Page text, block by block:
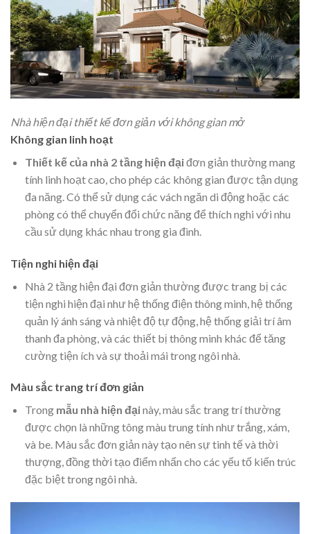
Nhà hiện đại thiết kế đơn giản với không gian mở
Không gian linh hoạt
Thiết kế của nhà 2 tầng hiện đạiđơn giản thường mang
tính linh hoạt cao, cho phép các không gian được tận dụng
đa năng. Có thể sử dụng các vách ngăn di động hoặc các
phòng có thể chuyển đổi chức năng để thích nghi với nhu
cầu sử dụng khác nhau trong gia đình.
Tiện nghi hiện đại
Nhà 2 tầng hiện đại đơn giản thường được trang bị các
tiện nghi hiện đại như hệ thống điện thông minh, hệ thống
quản lý ánh sáng và nhiệt độ tự động, hệ thống giải trí âm
thanh đa phòng, và các thiết bị thông minh khác để tăng
cường tiện ích và sự thoải mái trong ngôi nhà.
Màu sắc trang trí đơn giản
Trong mẫu nhà hiện đạinày, màu sắc trang trí thường
được chọn là những tông màu trung tính như trắng, xám,
và be. Màu sắc đơn giản này tạo nên sự tinh tế và thời
thượng, đồng thời tạo điểm nhấn cho các yếu tố kiến trúc
đặc biệt trong ngôi nhà.